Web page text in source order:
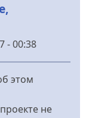
- 00:38
этом
не